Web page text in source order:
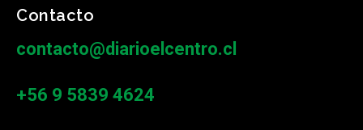
Contacto
contacto@diarioelcentro.cl
+56 9 5839 4624